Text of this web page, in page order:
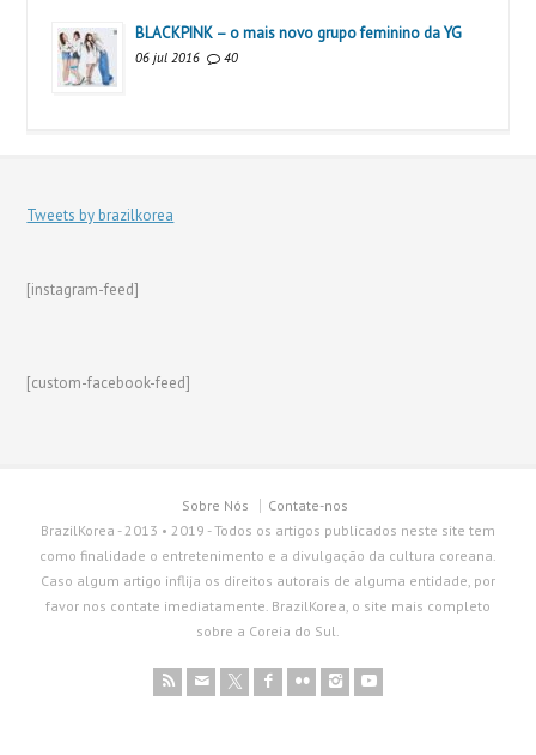
BLACKPINK – o mais novo grupo feminino da YG
06 jul 2016 40
Tweets by brazilkorea
[instagram-feed]
[custom-facebook-feed]
Sobre Nós
Contate-nos
BrazilKorea - 2013 • 2019 - Todos os artigos publicados neste site tem
como finalidade o entretenimento e a divulgação da cultura coreana.
Caso algum artigo inflija os direitos autorais de alguma entidade, por
favor nos contate imediatamente. BrazilKorea, o site mais completo
sobre a Coreia do Sul.